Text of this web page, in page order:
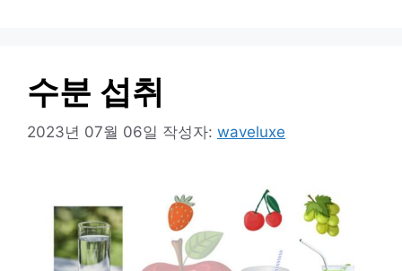
수분 섭취
2023년 07월 06일 작성자: waveluxe